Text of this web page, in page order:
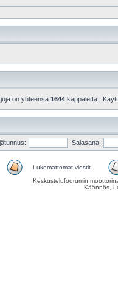
on yhteensä 1644 kappaletta |
Salasana:
Lukemattomat viestit
Keskustelufoorumin
Käännös,